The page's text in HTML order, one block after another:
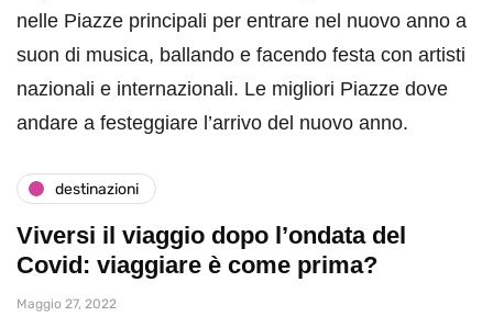
nelle Piazze principali per entrare nel nuovo anno a
suon di musica, ballando e facendo festa con artisti
nazionali e internazionali. Le migliori Piazze dove
andare a festeggiare l’arrivo del nuovo anno.
destinazioni
Viversi il viaggio dopo l’ondata del
Covid: viaggiare è come prima?
Maggio 27, 2022